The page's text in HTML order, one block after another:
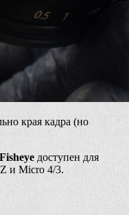
края кадра (но
доступен для
и Micro 4/3.